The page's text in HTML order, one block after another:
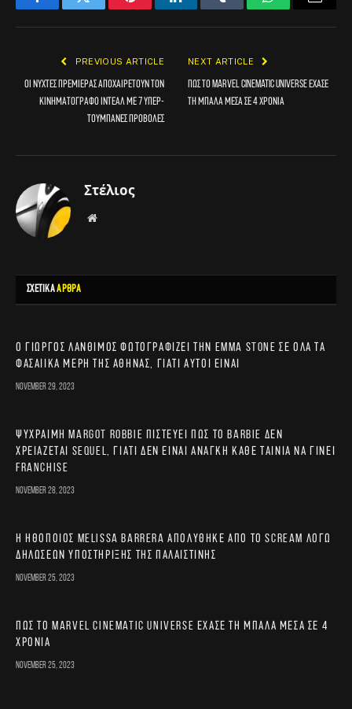
FacebookTwitter PinterestLinkedInTumblr WhatsApp
PREVIOUS ARTICLE
Οι Νύχτες Πρεμιέρας αποχαιρετούν τον
κινηματογράφο Ιντεάλ με 7 υπερ-
τούμπανες προβολές
NEXT ARTICLE
Πώς το Marvel Cinematic Universe έχασε
τη μπάλα μέσα σε 4 χρόνια
Στέλιος
Website
ΣΧΕΤΙΚΑΑΡΘΡΑ
Ο Γιώργος Λάνθιμος φωτογραφίζει την Emma Stone σε όλα τα
φασαίικα μέρη της Αθήνας, γιατί αυτοί είναι
November 29, 2023
Ψύχραιμη Margot Robbie πιστεύει πως το Barbie δεν
χρειάζεται sequel, γιατί δεν είναι ανάγκη κάθε ταινία να γίνει
franchise
November 28, 2023
Η ηθοποιός Melissa Barrera απολύθηκε από το Scream λόγω
δηλώσεων υποστήριξης της Παλαιστίνης
November 25, 2023
Πώς το Marvel Cinematic Universe έχασε τη μπάλα μέσα σε 4
χρόνια
November 25, 2023